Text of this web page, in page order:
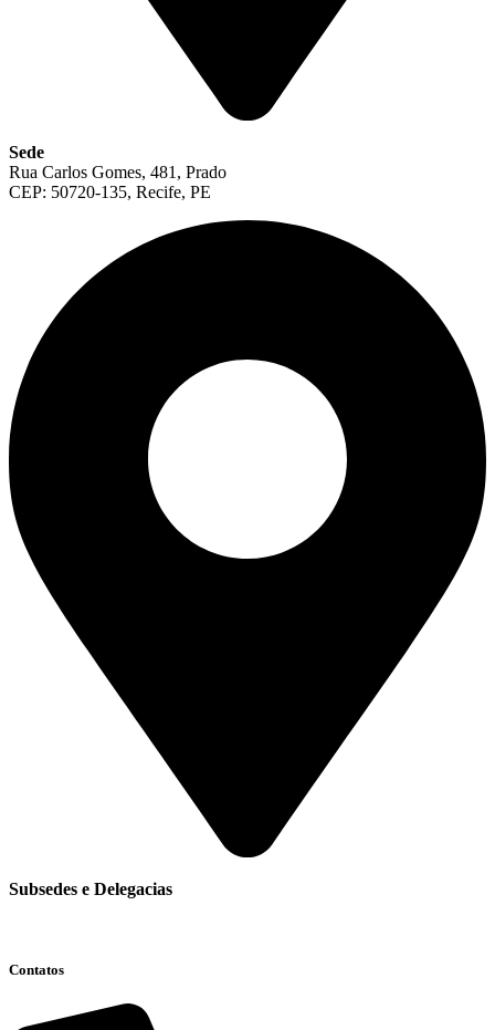
Sede
Rua Carlos Gomes, 481, Prado
CEP: 50720-135, Recife, PE
Subsedes e Delegacias
Contatos